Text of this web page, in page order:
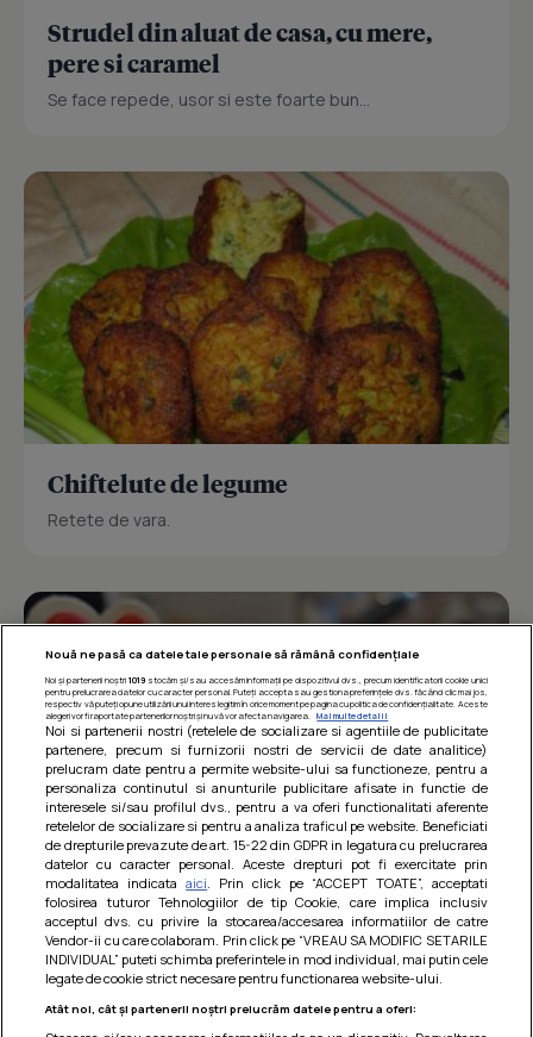
Strudel din aluat de casa, cu mere,
pere si caramel
Se face repede, usor si este foarte bun...
Chiftelute de legume
Retete de vara.
Barcute din vinete cu arpagic rosu
Un deliciu usor de preparat!
Nouă ne pasă ca datele tale personale să rămână confidențiale
Noi și partenerii noștri 1019stocăm și/sau accesăm informații pe dispozitivul dvs., precum identificatorii cookie unici
pentru prelucrarea datelor cu caracter personal. Puteți accepta sau gestiona preferințele dvs. făcând clic mai jos,
respectiv vă puteți opune utilizării unui interes legitim în orice moment pe pagina cu politica de confidențialitate. Aceste
alegeri vor fi raportate partenerilor noștri și nu vă vor afecta navigarea.
Mai multe detalii
Noi si partenerii nostri (retelele de socializare si agentiile de publicitate
partenere, precum si furnizorii nostri de servicii de date analitice)
prelucram date pentru a permite website-ului sa functioneze, pentru a
personaliza continutul si anunturile publicitare afisate in functie de
interesele si/sau profilul dvs., pentru a va oferi functionalitati aferente
retelelor de socializare si pentru a analiza traficul pe website. Beneficiati
de drepturile prevazute de art. 15-22 din GDPR in legatura cu prelucrarea
datelor cu caracter personal. Aceste drepturi pot fi exercitate prin
modalitatea indicataaici . Prin click pe “ACCEPT TOATE”, acceptati
folosirea tuturor Tehnologiilor de tip Cookie, care implica inclusiv
acceptul dvs. cu privire la stocarea/accesarea informatiilor de catre
Vendor-ii cu care colaboram. Prin click pe “VREAU SA MODIFIC SETARILE
INDIVIDUAL” puteti schimba preferintele in mod individual, mai putin cele
legate de cookie strict necesare pentru functionarea website-ului.
Atât noi, cât și partenerii noștri prelucrăm datele pentru a oferi: